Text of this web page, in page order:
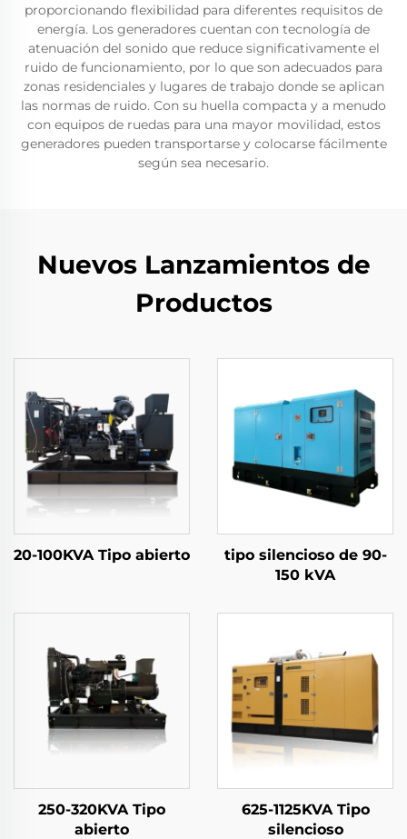
proporcionando flexibilidad para diferentes requisitos de
energía. Los generadores cuentan con tecnología de
atenuación del sonido que reduce significativamente el
ruido de funcionamiento, por lo que son adecuados para
zonas residenciales y lugares de trabajo donde se aplican
las normas de ruido. Con su huella compacta y a menudo
con equipos de ruedas para una mayor movilidad, estos
generadores pueden transportarse y colocarse fácilmente
según sea necesario.
Nuevos Lanzamientos de
Productos
20-100KVA Tipo abierto
tipo silencioso de 90-
150 kVA
250-320KVA Tipo
abierto
625-1125KVA Tipo
silencioso